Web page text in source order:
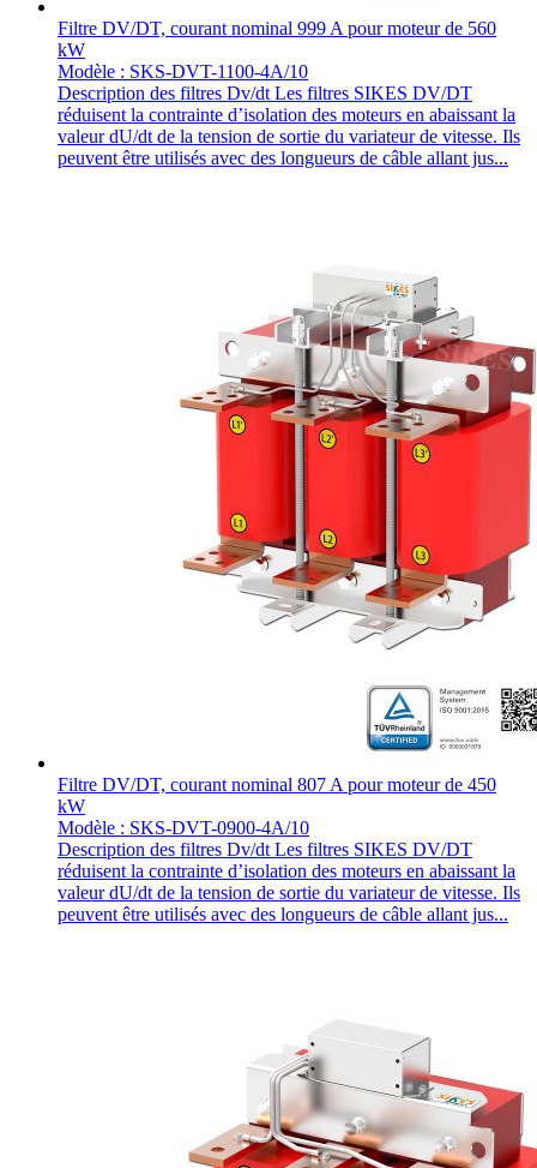
Filtre DV/DT, courant nominal 999 A pour moteur de 560
kW
Modèle : SKS-DVT-1100-4A/10
Description des filtres Dv/dt Les filtres SIKES DV/DT
réduisent la contrainte d’isolation des moteurs en abaissant la
valeur dU/dt de la tension de sortie du variateur de vitesse. Ils
peuvent être utilisés avec des longueurs de câble allant jus...
Filtre DV/DT, courant nominal 807 A pour moteur de 450
kW
Modèle : SKS-DVT-0900-4A/10
Description des filtres Dv/dt Les filtres SIKES DV/DT
réduisent la contrainte d’isolation des moteurs en abaissant la
valeur dU/dt de la tension de sortie du variateur de vitesse. Ils
peuvent être utilisés avec des longueurs de câble allant jus...